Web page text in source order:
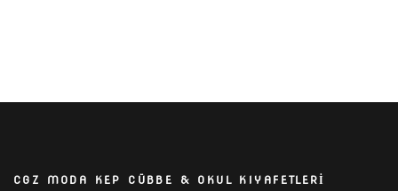
CGZ MODA KEP CÜBBE & OKUL KIYAFETLERİ